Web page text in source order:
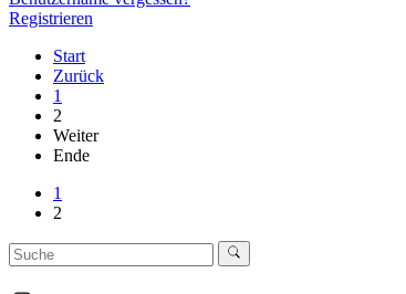
Registrieren
Start
Zurück
1
2
Weiter
Ende
1
2